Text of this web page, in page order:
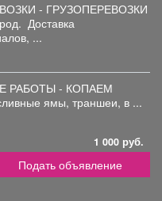
- ГРУЗОПЕРЕВОЗКИ
Доставка
...
РАБОТЫ - КОПАЕМ
ямы, траншеи, в ...
1 000 руб.
Подать объявление